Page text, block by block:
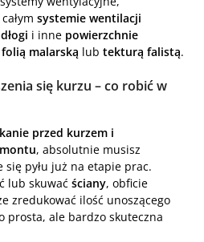
systemie wentilacji
i inne powierzchnie
folią malarską lub tekturą falistą.
się kurzu – co robić w
przed kurzem i
, absolutnie musisz
pyłu już na etapie prac.
lub skuwać ściany, obficie
zredukować ilość unoszącego
prosta, ale bardzo skuteczna